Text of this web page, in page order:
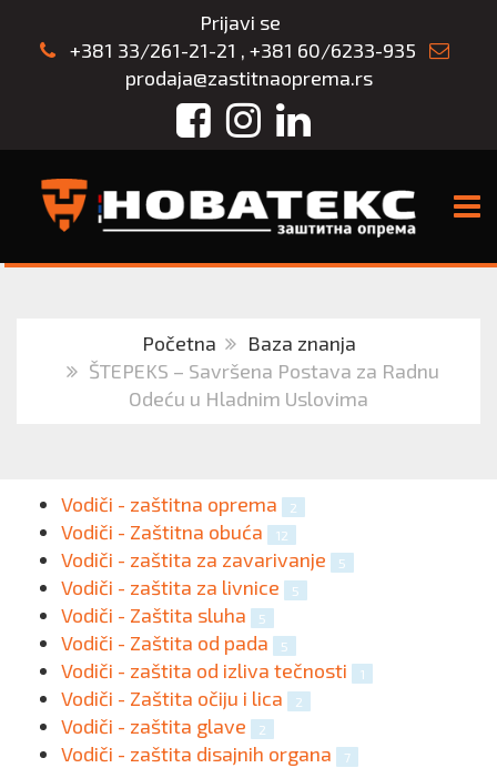
Prijavi se
+381 33/261-21-21 , +381 60/6233-935
prodaja@zastitnaoprema.rs
FacebookInstagram
LinkedIn
Početna
Baza znanja
ŠTEPEKS – Savršena Postava za Radnu
Odeću u Hladnim Uslovima
Vodiči - zaštitna oprema 2
Vodiči - Zaštitna obuća 12
Vodiči - zaštita za zavarivanje 5
Vodiči - zaštita za livnice 5
Vodiči - Zaštita sluha 5
Vodiči - Zaštita od pada 5
Vodiči - zaštita od izliva tečnosti 1
Vodiči - Zaštita očiju i lica 2
Vodiči - zaštita glave 2
Vodiči - zaštita disajnih organa 7